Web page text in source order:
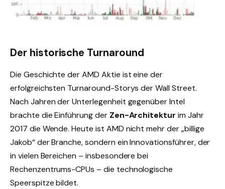
Der historische Turnaround
Die Geschichte der AMD Aktie ist eine der
erfolgreichsten Turnaround-Storys der Wall Street.
Nach Jahren der Unterlegenheit gegenüber Intel
brachte die Einführung der Zen-Architektur im Jahr
2017 die Wende. Heute ist AMD nicht mehr der „billige
Jakob“ der Branche, sondern ein Innovationsführer, der
in vielen Bereichen – insbesondere bei
Rechenzentrums-CPUs – die technologische
Speerspitze bildet.